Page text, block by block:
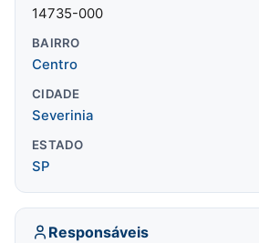
14735-000
BAIRRO
Centro
CIDADE
Severinia
ESTADO
SP
Responsáveis